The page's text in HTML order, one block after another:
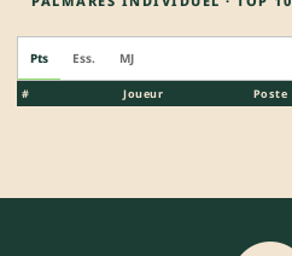
Pts Ess. MJ
# Joueur Poste